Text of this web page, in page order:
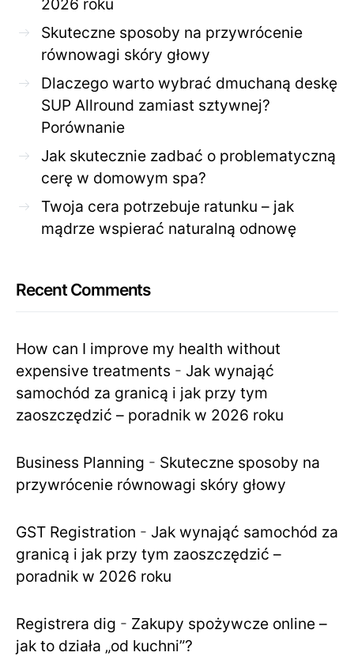
2026 roku
Skuteczne sposoby na przywrócenie
równowagi skóry głowy
Dlaczego warto wybrać dmuchaną deskę
SUP Allround zamiast sztywnej?
Porównanie
Jak skutecznie zadbać o problematyczną
cerę w domowym spa?
Twoja cera potrzebuje ratunku – jak
mądrze wspierać naturalną odnowę
Recent Comments
How can I improve my health without
expensive treatments - Jak wynająć
samochód za granicą i jak przy tym
zaoszczędzić – poradnik w 2026 roku
Business Planning - Skuteczne sposoby na
przywrócenie równowagi skóry głowy
GST Registration - Jak wynająć samochód za
granicą i jak przy tym zaoszczędzić –
poradnik w 2026 roku
Registrera dig - Zakupy spożywcze online –
jak to działa „od kuchni”?